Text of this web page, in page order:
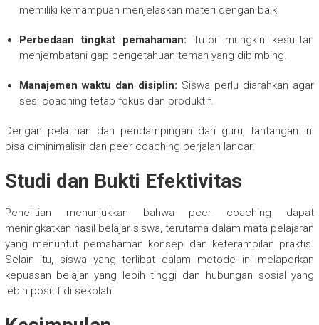
memiliki kemampuan menjelaskan materi dengan baik.
Perbedaan tingkat pemahaman: Tutor mungkin kesulitan
menjembatani gap pengetahuan teman yang dibimbing.
Manajemen waktu dan disiplin: Siswa perlu diarahkan agar
sesi coaching tetap fokus dan produktif.
Dengan pelatihan dan pendampingan dari guru, tantangan ini
bisa diminimalisir dan peer coaching berjalan lancar.
Studi dan Bukti Efektivitas
Penelitian menunjukkan bahwa peer coaching dapat
meningkatkan hasil belajar siswa, terutama dalam mata pelajaran
yang menuntut pemahaman konsep dan keterampilan praktis.
Selain itu, siswa yang terlibat dalam metode ini melaporkan
kepuasan belajar yang lebih tinggi dan hubungan sosial yang
lebih positif di sekolah.